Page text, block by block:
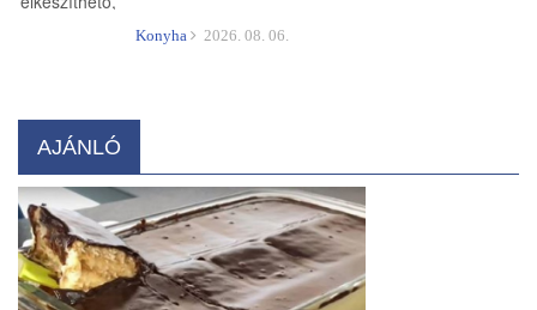
Konyha 2026. 08. 06.
AJÁNLÓ